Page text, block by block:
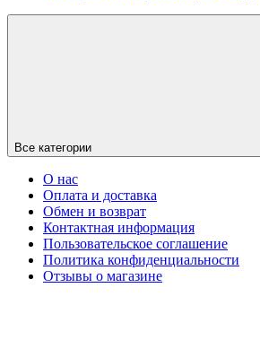
Все категории
О нас
Оплата и доставка
Обмен и возврат
Контактная информация
Пользовательское соглашение
Политика конфиденциальности
Отзывы о магазине